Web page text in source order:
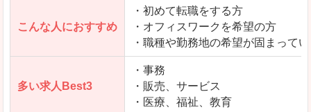
「とらばーゆ」で「桐生市」の
求人を含んだページを見てみる
こんな人におすすめ
・初めて転職をする方
・オフィスワークを希望の方
・職種や勤務地の希望が固まって
多い求人Best3
・事務
・販売、サービス
・医療、福祉、教育